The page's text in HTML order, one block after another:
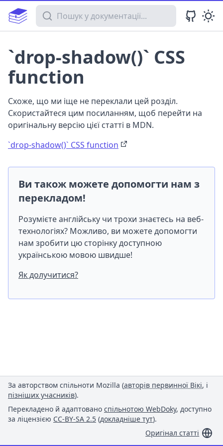
Пошук у документації
`drop-shadow()` CSS
function
Схоже, що ми іще не переклали цей розділ.
Скористайтеся цим посиланням, щоб перейти на
оригінальну версію цієї статті в MDN.
`drop-shadow()` CSS function
Ви також можете допомогти нам з
перекладом!
Розумієте англійську чи трохи знаєтесь на веб-
технологіях? Можливо, ви можете допомогти
нам зробити цю сторінку доступною
українською мовою швидше!
Як долучитися?
За авторством спільноти Mozilla (авторів первинної Вікі, і
пізніших учасників).
Перекладено й адаптовано спільнотою WebDoky, доступно
за ліцензією CC-BY-SA 2.5 (докладніше тут).
Оригінал статті